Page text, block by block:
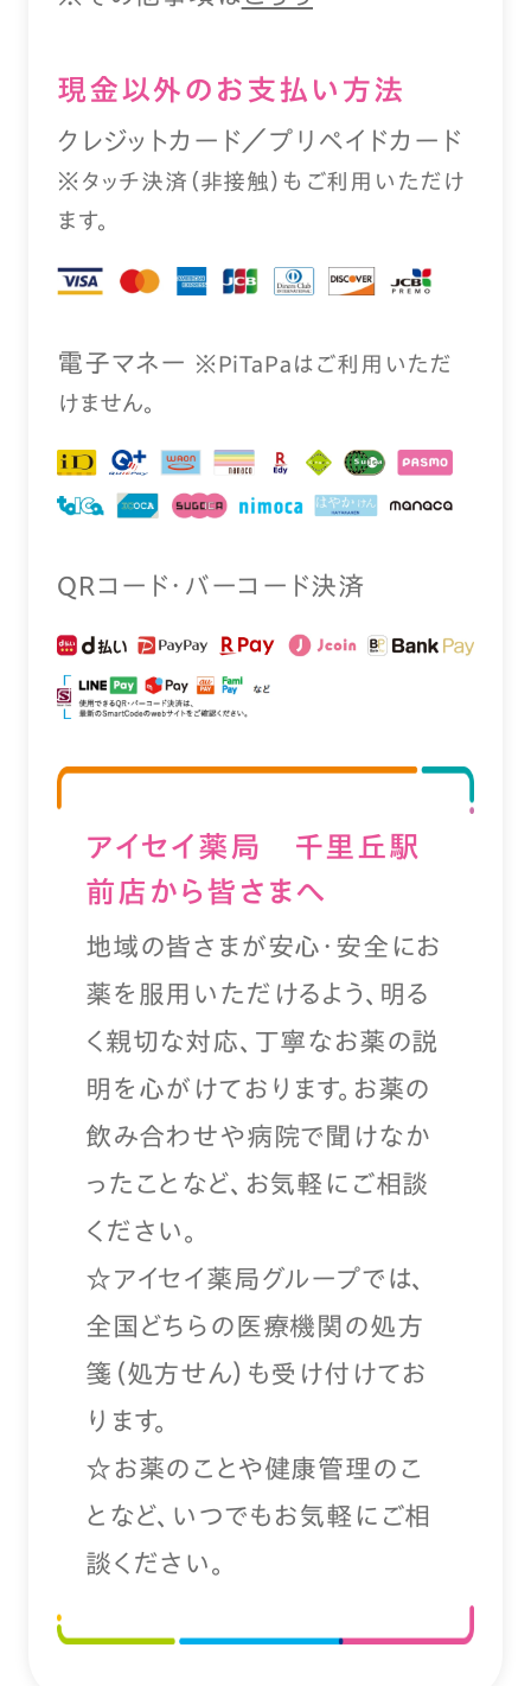
現⾦以外のお⽀払い⽅法
クレジットカード／プリペイドカード
※タッチ決済（⾮接触）もご利⽤いただけ
ます。
電⼦マネー ※PiTaPaはご利⽤いただ
けません。
QRコード・バーコード決済
アイセイ薬局 千里丘駅
前店から皆さまへ
地域の皆さまが安心・安全にお
薬を服用いただけるよう、明る
く親切な対応、丁寧なお薬の説
明を心がけております。お薬の
飲み合わせや病院で聞けなか
ったことなど、お気軽にご相談
ください。
☆アイセイ薬局グループでは、
全国どちらの医療機関の処方
箋（処方せん）も受け付けてお
ります。
☆お薬のことや健康管理のこ
となど、いつでもお気軽にご相
談ください。